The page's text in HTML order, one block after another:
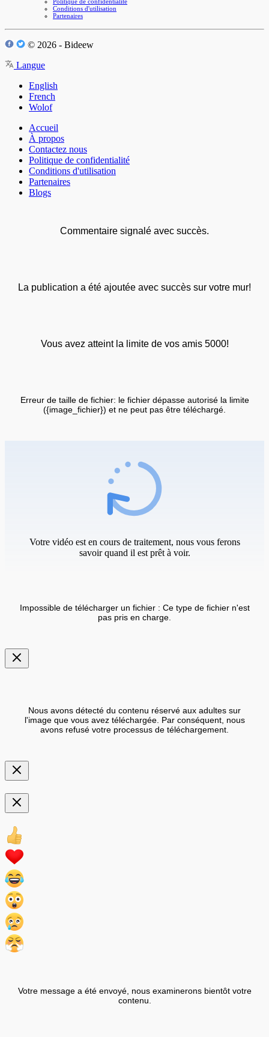
Conditions d'utilisation
Partenaires
© 2026 - Bideew
Langue
English
French
Wolof
Accueil
À propos
Contactez nous
Politique de confidentialité
Conditions d'utilisation
Partenaires
Blogs
Commentaire signalé avec succès.
La publication a été ajoutée avec succès sur votre mur!
Vous avez atteint la limite de vos amis 5000!
Erreur de taille de fichier: le fichier dépasse autorisé la limite
({image_fichier}) et ne peut pas être téléchargé.
Votre vidéo est en cours de traitement, nous vous ferons
savoir quand il est prêt à voir.
Impossible de télécharger un fichier : Ce type de fichier n'est
pas pris en charge.
Nous avons détecté du contenu réservé aux adultes sur
l'image que vous avez téléchargée. Par conséquent, nous
avons refusé votre processus de téléchargement.
Votre message a été envoyé, nous examinerons bientôt votre
contenu.